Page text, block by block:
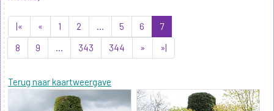
|« « 1 2 ... 5 6
7
8
9 ... 343 344 » »|
Terug naar kaartweergave